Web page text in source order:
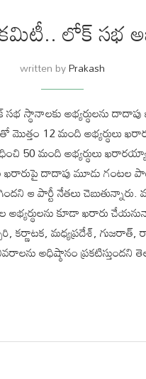
లోక్ సభ
written byPrakash
అభ్యర్థులను దాదాపు
12 మంది అభ్యర్థులు
50 మంది అభ్యర్థులు
ఖరారుపై దాదాపు మూడు
ఆ పార్టీ నేతలు
కూడా ఖరారు
మధ్యప్రదేశ్, గుజరాత్,
అధిష్ఠానం ప్రకటిస్తుందని